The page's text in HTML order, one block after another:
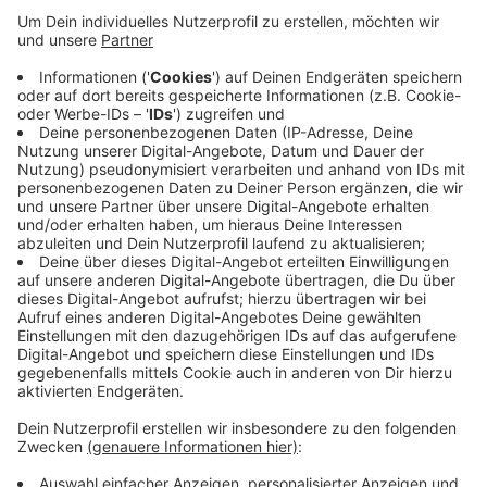
Von gestern auf heute wurden zwei neue
Ansteckungen in Mönchengladbach gemeldet.
Gleichzeitig gelten auch zwei Erkrankte mehr bei uns
als geheilt. Seit dem Beginn der Pandemie sind in
Mönchengladbach genau 500 positive Fälle registriert
worden. Über 30 Menschen (33) sind bei uns bis jetzt
an Covid-19 verstorben.
Anzeige